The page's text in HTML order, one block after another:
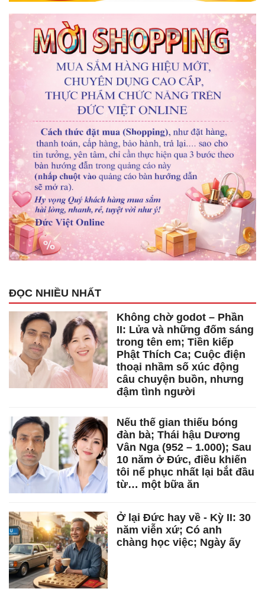
ĐỌC NHIỀU NHẤT
Không chờ godot – Phần
II: Lửa và những đốm sáng
trong tên em; Tiền kiếp
Phật Thích Ca; Cuộc điện
thoại nhầm số xúc động
câu chuyện buồn, nhưng
đậm tình người
Nếu thế gian thiếu bóng
đàn bà; Thái hậu Dương
Vân Nga (952 – 1.000); Sau
10 năm ở Đức, điều khiến
tôi nể phục nhất lại bắt đầu
từ… một bữa ăn
Ở lại Đức hay về - Kỳ II: 30
năm viễn xứ; Có anh
chàng học việc; Ngày ấy